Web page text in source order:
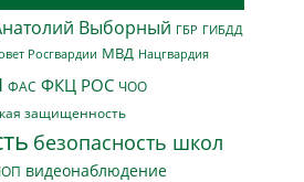
Выборный ГБР ГИБДД
Росгвардии МВД Нацгвардия
ФАС ФКЦ РОС ЧОО
защищенность
безопасность школ
видеонаблюдение